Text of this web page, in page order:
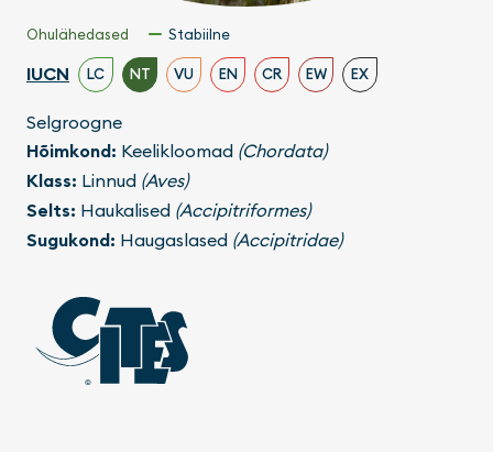
Ohulähedased Stabiilne
IUCN LC NT VU EN CR EW EX
Selgroogne
Hõimkond: Keelikloomad (Chordata)
Klass: Linnud (Aves)
Selts: Haukalised (Accipitriformes)
Sugukond: Haugaslased (Accipitridae)